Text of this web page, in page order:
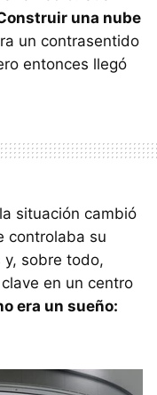
una nube
un contrasentido
entonces llegó
situación cambió
controlaba su
sobre todo,
en un centro
era un sueño: